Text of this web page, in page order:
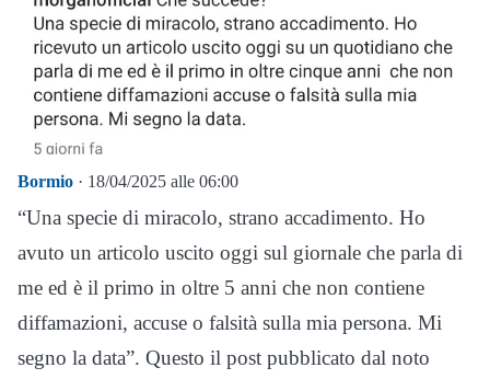
Bormio · 18/04/2025 alle 06:00
“Una specie di miracolo, strano accadimento. Ho
avuto un articolo uscito oggi sul giornale che parla di
me ed è il primo in oltre 5 anni che non contiene
diffamazioni, accuse o falsità sulla mia persona. Mi
segno la data”. Questo il post pubblicato dal noto